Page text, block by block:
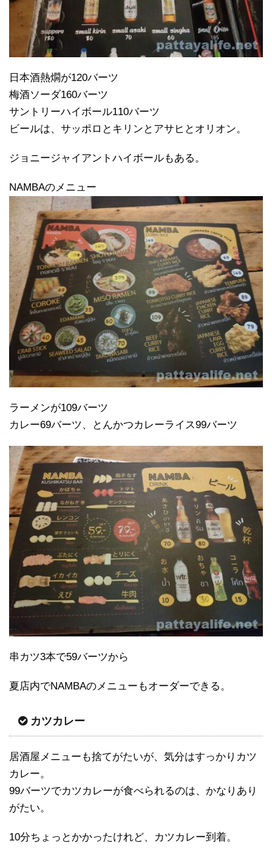
日本酒熱燗が120バーツ
梅酒ソーダ160バーツ
サントリーハイボール110バーツ
ビールは、サッポロとキリンとアサヒとオリオン。
ジョニージャイアントハイボールもある。
NAMBAのメニュー
ラーメンが109バーツ
カレー69バーツ、とんかつカレーライス99バーツ
串カツ3本で59バーツから
夏店内でNAMBAのメニューもオーダーできる。
カツカレー
居酒屋メニューも捨てがたいが、気分はすっかりカツ
カレー。
99バーツでカツカレーが食べられるのは、かなりあり
がたい。
10分ちょっとかかったけれど、カツカレー到着。